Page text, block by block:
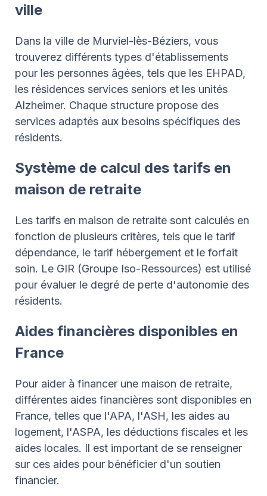
ville
Dans la ville de Murviel-lès-Béziers, vous
trouverez différents types d'établissements
pour les personnes âgées, tels que les EHPAD,
les résidences services seniors et les unités
Alzheimer. Chaque structure propose des
services adaptés aux besoins spécifiques des
résidents.
Système de calcul des tarifs en
maison de retraite
Les tarifs en maison de retraite sont calculés en
fonction de plusieurs critères, tels que le tarif
dépendance, le tarif hébergement et le forfait
soin. Le GIR (Groupe Iso-Ressources) est utilisé
pour évaluer le degré de perte d'autonomie des
résidents.
Aides financières disponibles en
France
Pour aider à financer une maison de retraite,
différentes aides financières sont disponibles en
France, telles que l'APA, l'ASH, les aides au
logement, l'ASPA, les déductions fiscales et les
aides locales. Il est important de se renseigner
sur ces aides pour bénéficier d'un soutien
financier.